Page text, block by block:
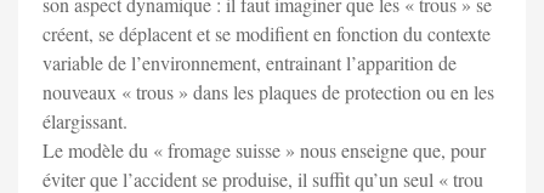
créent, se déplacent et se modifient en fonction du contexte
variable de l’environnement, entrainant l’apparition de
nouveaux « trous » dans les plaques de protection ou en les
élargissant.
Le modèle du « fromage suisse » nous enseigne que, pour
éviter que l’accident se produise, il suffit qu’un seul « trou